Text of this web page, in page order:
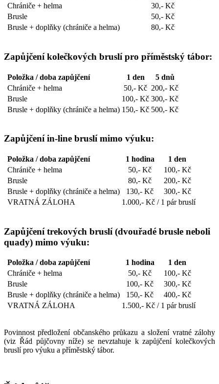
Chrániče + helma
30,- Kč
Brusle
50,- Kč
Brusle + doplňky (chrániče a helma)
80,- Kč
Zapůjčení kolečkových bruslí pro příměstský tábor:
Položka / doba zapůjčení 1 den
5 dnů
Chrániče + helma
50,- Kč 200,- Kč
Brusle
100,- Kč 300,- Kč
Brusle + doplňky (chrániče a helma) 150,- Kč 500,- Kč
Zapůjčení in-line bruslí mimo výuku:
Položka / doba zapůjčení 1 hodina
1 den
Chrániče + helma
50,- Kč
100,- Kč
Brusle
80,- Kč
200,- Kč
Brusle + doplňky (chrániče a helma)
130,- Kč
300,- Kč
VRATNÁ ZÁLOHA
1.000,- Kč / 1 pár bruslí
Zapůjčení trekových bruslí (dvouřadé brusle neboli
quady) mimo výuku:
Položka / doba zapůjčení 1 hodina
1 den
Chrániče + helma
50,- Kč
100,- Kč
Brusle
100,- Kč
300,- Kč
Brusle + doplňky (chrániče a helma)
150,- Kč
400,- Kč
VRATNÁ ZÁLOHA
1.500,- Kč / 1 pár bruslí
Povinnost předložení občanského průkazu a složení vratné zálohy
(viz Řád půjčovny níže) se nevztahuje k zapůjčení kolečkových
bruslí pro výuku a příměstský tábor.